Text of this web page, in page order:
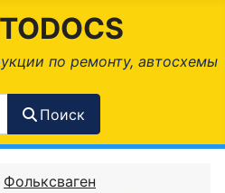
по ремонту, автосхемы
Поиск
Фольксваген